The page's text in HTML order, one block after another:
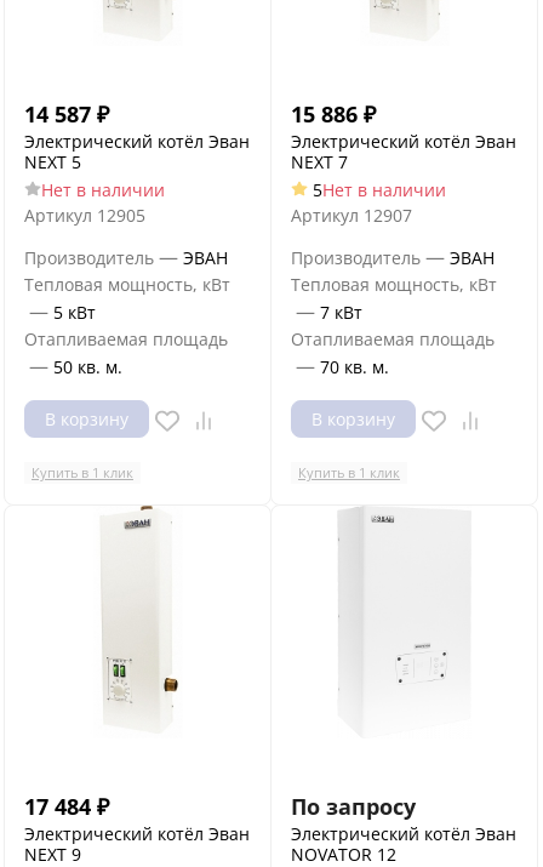
14 587 ₽
Электрический котёл Эван
NEXT 5
Нет в наличии
Артикул 12905
Производитель — ЭВАН
Тепловая мощность, кВт
— 5 кВт
Отапливаемая площадь
— 50 кв. м.
В корзину
Купить в 1 клик
15 886 ₽
Электрический котёл Эван
NEXT 7
5Нет в наличии
Артикул 12907
Производитель — ЭВАН
Тепловая мощность, кВт
— 7 кВт
Отапливаемая площадь
— 70 кв. м.
В корзину
Купить в 1 клик
17 484 ₽
Электрический котёл Эван
NEXT 9
По запросу
Электрический котёл Эван
NOVATOR 12